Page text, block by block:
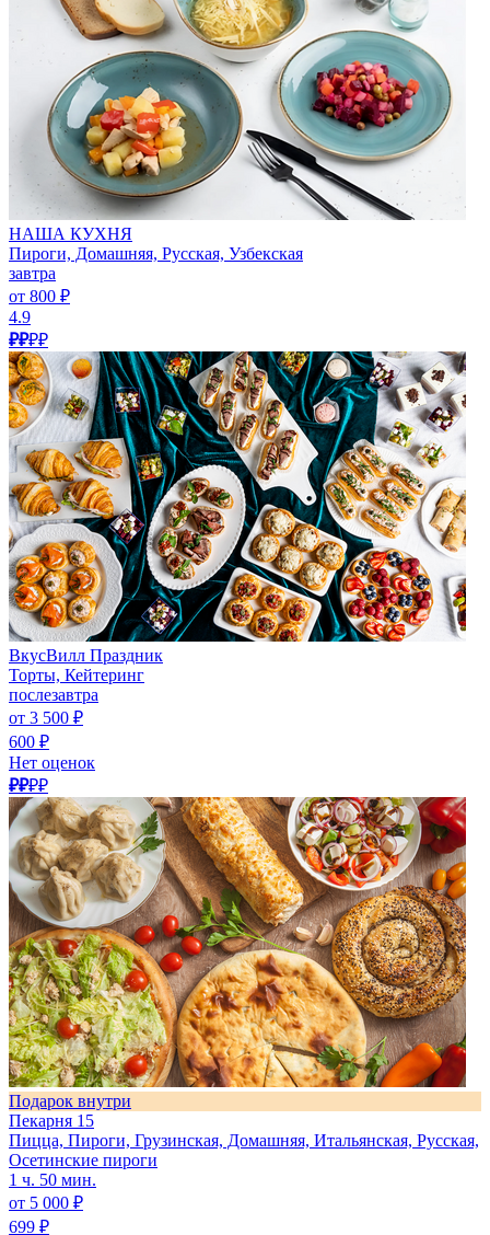
НАША КУХНЯ
Пироги, Домашняя, Русская, Узбекская
завтра
от 800 ₽
4.9
₽₽₽₽
ВкусВилл Праздник
Торты, Кейтеринг
послезавтра
от 3 500 ₽
600 ₽
Нет оценок
₽₽₽₽
Подарок внутри
Пекарня 15
Пицца, Пироги, Грузинская, Домашняя, Итальянская, Русская,
Осетинские пироги
1 ч. 50 мин.
от 5 000 ₽
699 ₽